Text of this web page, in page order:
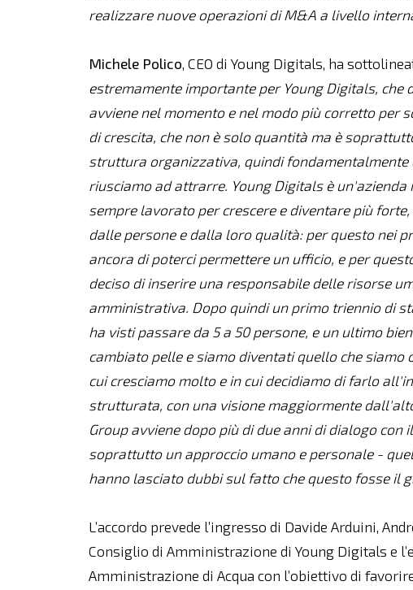
realizzare nuove operazioni di M&A a livello
Michele Polico, CEO di Young Digitals, ha
estremamente importante per Young Digitals,
avviene nel momento e nel modo più corretto per
di crescita, che non è solo quantità ma è
struttura organizzativa, quindi fondamentalmente
riusciamo ad attrarre. Young Digitals è
sempre lavorato per crescere e diventare più
dalle persone e dalla loro qualità: per questo nei
ancora di poterci permettere un ufficio, e per
deciso di inserire una responsabile delle risorse
amministrativa. Dopo quindi un primo triennio di
ha visti passare da 5 a 50 persone, e un ultimo
cambiato pelle e siamo diventati quello che siamo
cui cresciamo molto e in cui decidiamo di farlo
strutturata, con una visione maggiormente
Group avviene dopo più di due anni di dialogo
soprattutto un approccio umano e personale -
hanno lasciato dubbi sul fatto che questo fosse il
L’accordo prevede l’ingresso di Davide Arduini,
Consiglio di Amministrazione di Young Digitals e
Amministrazione di Acqua con l’obiettivo di